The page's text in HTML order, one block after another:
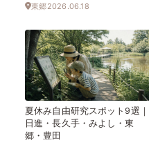
夏休み自由研究スポット9選｜
日進・長久手・みよし・東
郷・豊田
2026.06.18
東郷